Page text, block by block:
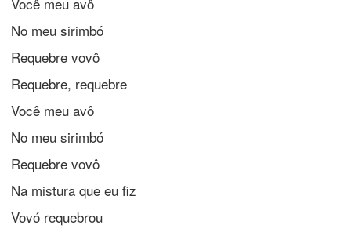
No meu sirimbó
Requebre vovô
Requebre, requebre
Você meu avô
No meu sirimbó
Requebre vovô
Na mistura que eu fiz
Vovó requebrou